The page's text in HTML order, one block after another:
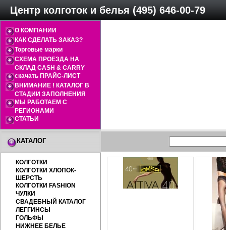
Центр колготок и белья (495) 646-00-79
О КОМПАНИИ
КАК СДЕЛАТЬ ЗАКАЗ?
Торговые марки
СХЕМА ПРОЕЗДА НА
СКЛАД CASH & CARRY
скачать ПРАЙС-ЛИСТ
ВНИМАНИЕ ! КАТАЛОГ В
СТАДИИ ЗАПОЛНЕНИЯ
МЫ РАБОТАЕМ С
РЕГИОНАМИ
СТАТЬИ
КАТАЛОГ
КОЛГОТКИ
КОЛГОТКИ ХЛОПОК-
ШЕРСТЬ
КОЛГОТКИ FASHION
ЧУЛКИ
СВАДЕБНЫЙ КАТАЛОГ
ЛЕГГИНСЫ
ГОЛЬФЫ
НИЖНЕЕ БЕЛЬЕ